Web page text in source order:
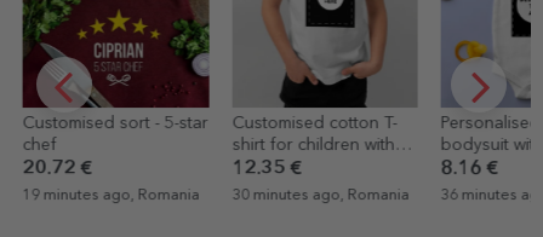
Customised sort - 5-star
chef
20.72 €
19 minutes ago, Romania
Customised cotton T-
shirt for children with
your portrait graphic
12.35 €
30 minutes ago, Romania
bodysuit
portrait
8.16 €
36 minutes